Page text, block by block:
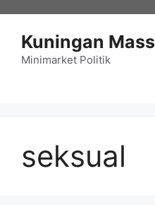
Kuningan Mass
Minimarket Politik
seksual